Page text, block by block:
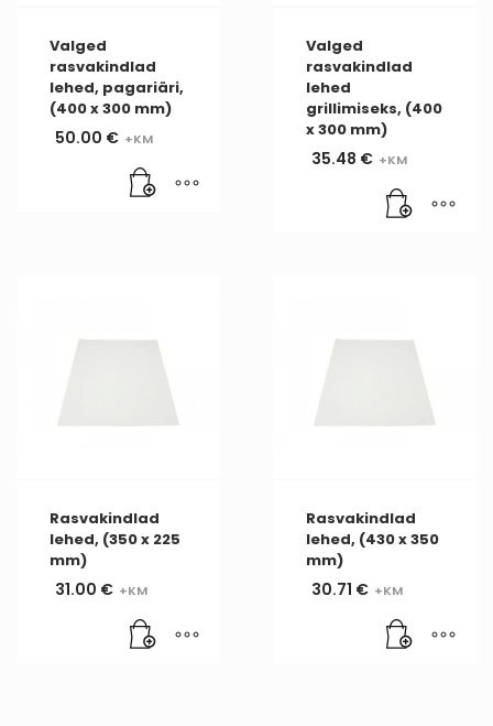
Valged
rasvakindlad
lehed, pagariäri,
(400 x 300 mm)
50.00 €
Valged
rasvakindlad
lehed
grillimiseks, (400
x 300 mm)
35.48 €
Rasvakindlad
lehed, (350 x 225
mm)
31.00 €
Rasvakindlad
lehed, (430 x 350
mm)
30.71 €